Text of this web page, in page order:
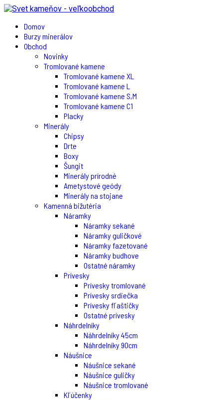
Domov
Burzy minerálov
Obchod
Novinky
Tromlované kamene
Tromlované kamene XL
Tromlované kamene L
Tromlované kamene S,M
Tromlované kamene C1
Placky
Minerály
Chipsy
Drte
Boxy
Šungit
Minerály prírodné
Ametystové geódy
Minerály na stojane
Kamenná bižutéria
Náramky
Náramky sekané
Náramky guličkové
Náramky fazetované
Náramky budhove
Ostatné náramky
Prívesky
Prívesky tromlované
Prívesky srdiečka
Prívesky fľaštičky
Ostatné prívesky
Náhrdelníky
Náhrdelníky 45cm
Náhrdelníky 90cm
Náušnice
Náušnice sekané
Náušnice guličky
Náušnice tromlované
Kľúčenky